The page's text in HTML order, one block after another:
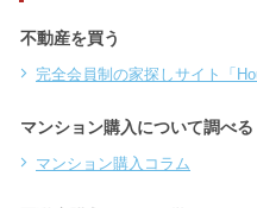
不動産を買う
完全会員制の家探しサイト「
マンション購入について調べる
マンション購入コラム